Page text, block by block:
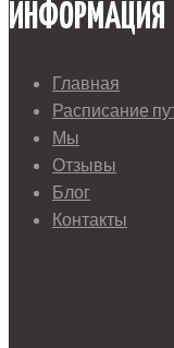
ИНФОРМАЦИЯ
Главная
Расписание
Мы
Отзывы
Блог
Контакты